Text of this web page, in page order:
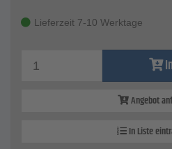
Lieferzeit 7-10 Werktage
Angebot
In Liste